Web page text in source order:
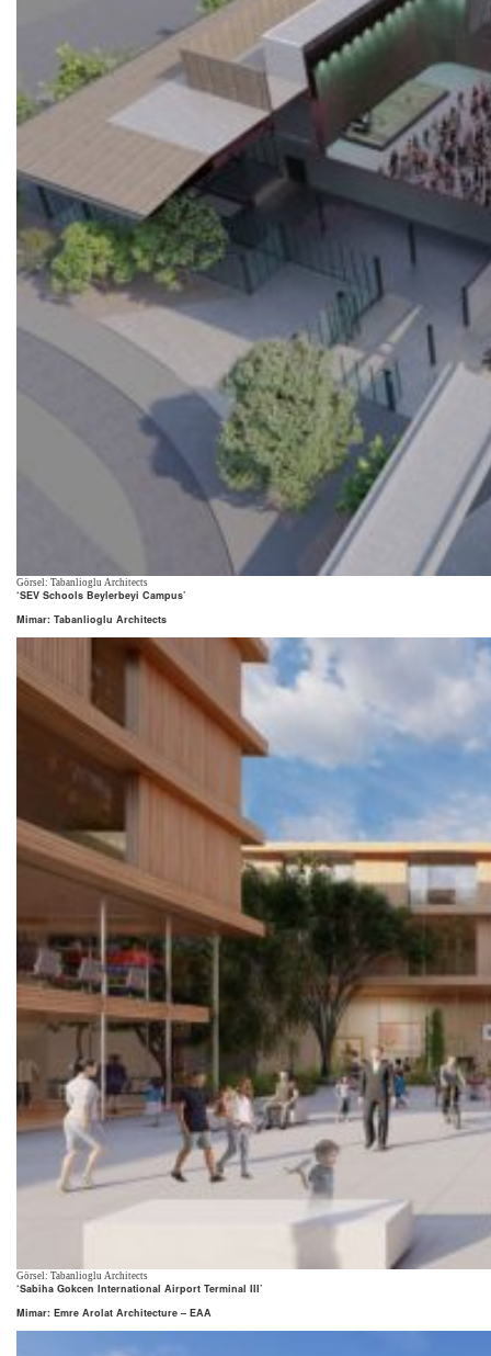
Görsel: Tabanlioglu Architects
‘SEV Schools Beylerbeyi Campus’
Mimar: Tabanlioglu Architects
Görsel: Tabanlioglu Architects
‘Sabiha Gokcen International Airport Terminal III’
Mimar: Emre Arolat Architecture – EAA